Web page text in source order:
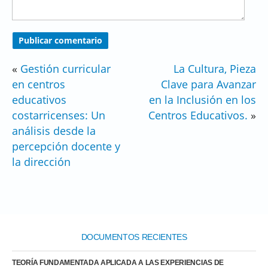
« Gestión curricular
en centros
educativos
costarricenses: Un
análisis desde la
percepción docente y
la dirección
La Cultura, Pieza
Clave para Avanzar
en la Inclusión en los
Centros Educativos. »
DOCUMENTOS RECIENTES
TEORÍA FUNDAMENTADA APLICADA A LAS EXPERIENCIAS DE